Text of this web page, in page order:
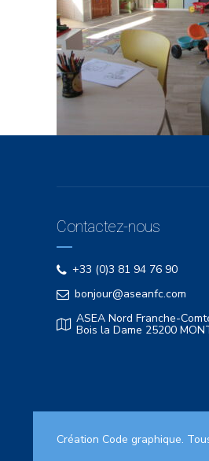
Contactez-nous
+33 (0)3 81 94 76 90
bonjour@aseanfc.com
ASEA Nord Franche-
Bois la Dame 25200
Création Code graphique.